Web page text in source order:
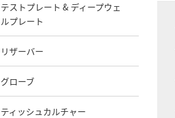
テストプレート & ディープウェ
ルプレート
リザーバー
グローブ
ティッシュカルチャー